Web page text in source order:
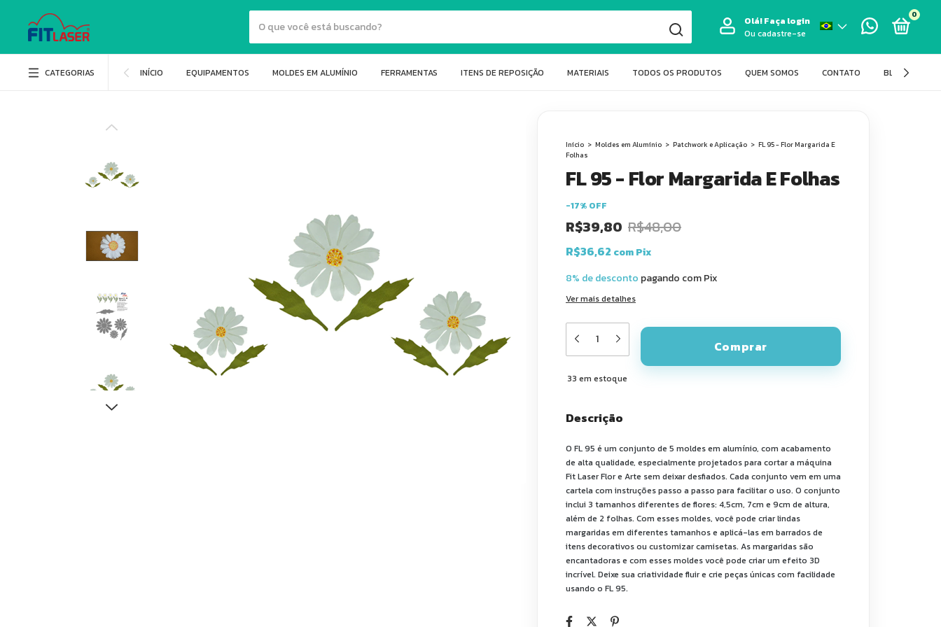
Olá!Faça login
Ou cadastre-se
0
CATEGORIAS INÍCIO EQUIPAMENTOS MOLDES EM ALUMÍNIO FERRAMENTAS ITENS DE REPOSIÇÃO MATERIAIS TODOS OS PRODUTOS QUEM SOMOS CONTATO BLOG FIT
Início > Moldes em Alumínio > Patchwork e Aplicação > FL 95 - Flor Margarida E
Folhas
FL 95 - Flor Margarida E Folhas
-17% OFF
R$39,80 R$48,00
R$36,62 comPix
8% de desconto pagando com Pix
Ver mais detalhes
33 em estoque
Descrição
O FL 95 é um conjunto de 5 moldes em alumínio, com acabamento
de alta qualidade, especialmente projetados para cortar a máquina
Fit Laser Flor e Arte sem deixar desfiados. Cada conjunto vem em uma
cartela com instruções passo a passo para facilitar o uso. O conjunto
inclui 3 tamanhos diferentes de flores: 4,5cm, 7cm e 9cm de altura,
além de 2 folhas. Com esses moldes, você pode criar lindas
margaridas em diferentes tamanhos e aplicá-las em barrados de
itens decorativos ou customizar camisetas. As margaridas são
encantadoras e com esses moldes você pode criar um efeito 3D
incrível. Deixe sua criatividade fluir e crie peças únicas com facilidade
usando o FL 95.